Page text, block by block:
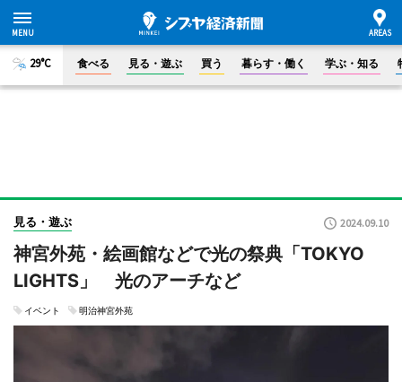
29°C 食べる 見る・遊ぶ 買う 暮らす・働く 学ぶ・知る
見る・遊ぶ 2024.09.10
神宮外苑・絵画館などで光の祭典「TOKYO
LIGHTS」 光のアーチなど
イベント 明治神宮外苑